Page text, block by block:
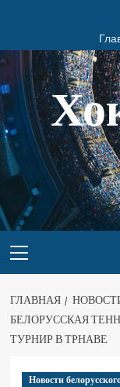
ГЛАВНАЯ
БЕЛОРУССКАЯ
ТУРНИР В ТРНАВЕ
Новости